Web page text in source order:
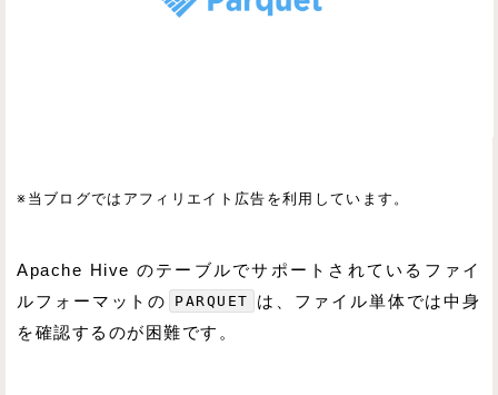
※当ブログではアフィリエイト広告を利用しています。
Apache Hive のテーブルでサポートされているファイ
ルフォーマットの
PARQUET
は、ファイル単体では中身
を確認するのが困難です。